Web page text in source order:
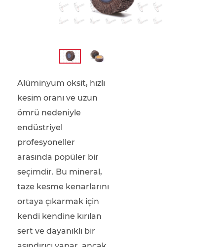
Alüminyum oksit, hızlı
kesim oranı ve uzun
ömrü nedeniyle
endüstriyel
profesyoneller
arasında popüler bir
seçimdir. Bu mineral,
taze kesme kenarlarını
ortaya çıkarmak için
kendi kendine kırılan
sert ve dayanıklı bir